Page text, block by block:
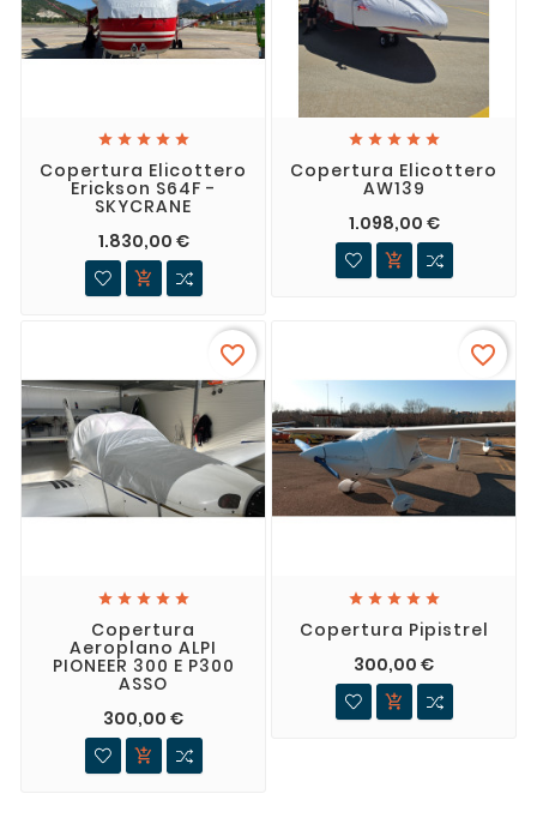
    
Copertura Elicottero
Erickson S64F -
SKYCRANE
1.830,00 €

    
Copertura Elicottero
AW139
1.098,00 €

    
Copertura
Aeroplano ALPI
PIONEER 300 E P300
ASSO
300,00 €

favorite_border
    
Copertura Pipistrel
300,00 €

favorite_border